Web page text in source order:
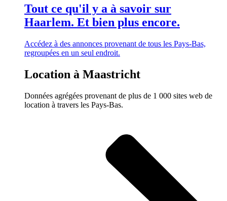
Tout ce qu'il y a à savoir sur
Haarlem. Et bien plus encore.
Accédez à des annonces provenant de tous les Pays-Bas,
regroupées en un seul endroit.
Location à Maastricht
Données agrégées provenant de plus de 1 000 sites web de
location à travers les Pays-Bas.